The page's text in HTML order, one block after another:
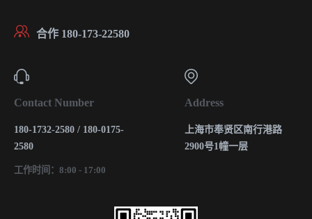
合作 180-173-22580
Contact Number
180-1732-2580 / 180-0175-
2580
工作时间：8:00 - 17:00
Address
上海市奉贤区南行港路
2900号1幢一层